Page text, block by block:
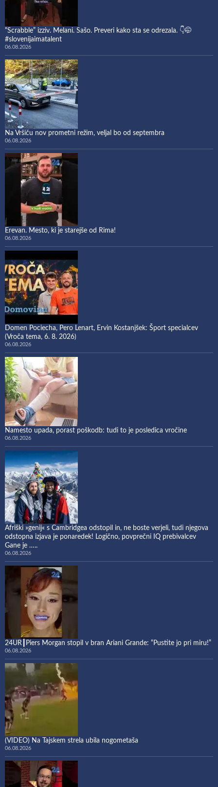
“Scrabble” izziv. Melani. Sašo. Preveri kako sta se odrezala. 👇🤭
#slovenijaimatalent
06.08.2026
Na Vršiču nov prometni režim, veljal bo od septembra
06.08.2026
Erevan. Mesto, ki je starejše od Rima!
06.08.2026
Domen Pociecha, Pero Lenart, Ervin Kostanjšek: Šport specialcev
(Vroča tema, 6. 8. 2026)
06.08.2026
Namesto upada, porast poškodb: tudi to je posledica vročine
06.08.2026
Afriški »genij« s Cambridgea odstopil in, ne boste verjeli, tudi njegova
odstopna izjava je ponaredek! Logično, povprečni IQ prebivalcev
Gane je …..
06.08.2026
24UR┃Piers Morgan stopil v bran Ariani Grande: “Pustite jo pri miru!”
06.08.2026
(VIDEO) Na Tajskem strela ubila nogometaša
06.08.2026